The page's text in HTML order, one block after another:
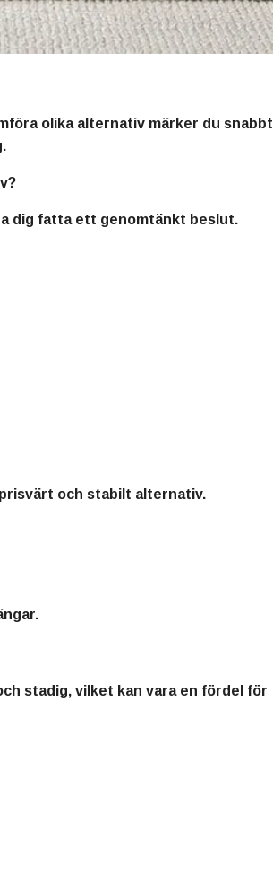
olika alternativ märker du snabbt
.
dig fatta ett genomtänkt beslut.
och stabilt alternativ.
stadig, vilket kan vara en fördel för